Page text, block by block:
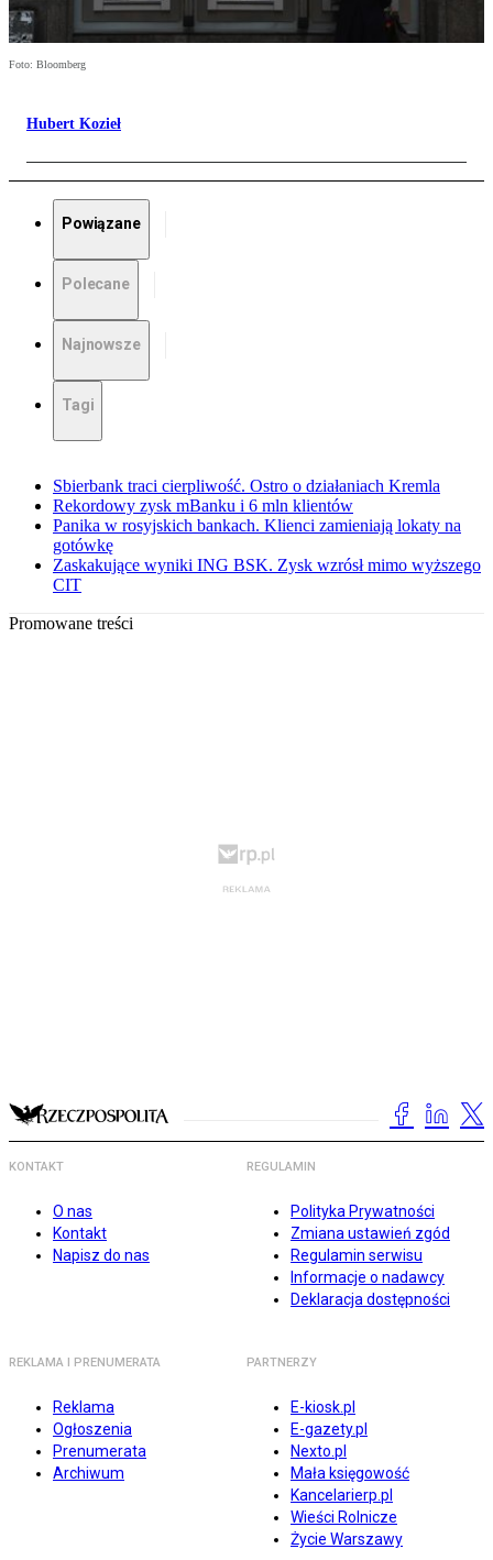
Foto: Bloomberg
Hubert Kozieł
Powiązane
Polecane
Najnowsze
Tagi
Sbierbank traci cierpliwość. Ostro o działaniach Kremla
Rekordowy zysk mBanku i 6 mln klientów
Panika w rosyjskich bankach. Klienci zamieniają lokaty na
gotówkę
Zaskakujące wyniki ING BSK. Zysk wzrósł mimo wyższego
CIT
Promowane treści
KONTAKT
O nas
Kontakt
Napisz do nas
REGULAMIN
Polityka Prywatności
Zmiana ustawień zgód
Regulamin serwisu
Informacje o nadawcy
Deklaracja dostępności
REKLAMA I PRENUMERATA
Reklama
Ogłoszenia
Prenumerata
Archiwum
PARTNERZY
E-kiosk.pl
E-gazety.pl
Nexto.pl
Mała księgowość
Kancelarierp.pl
Wieści Rolnicze
Życie Warszawy